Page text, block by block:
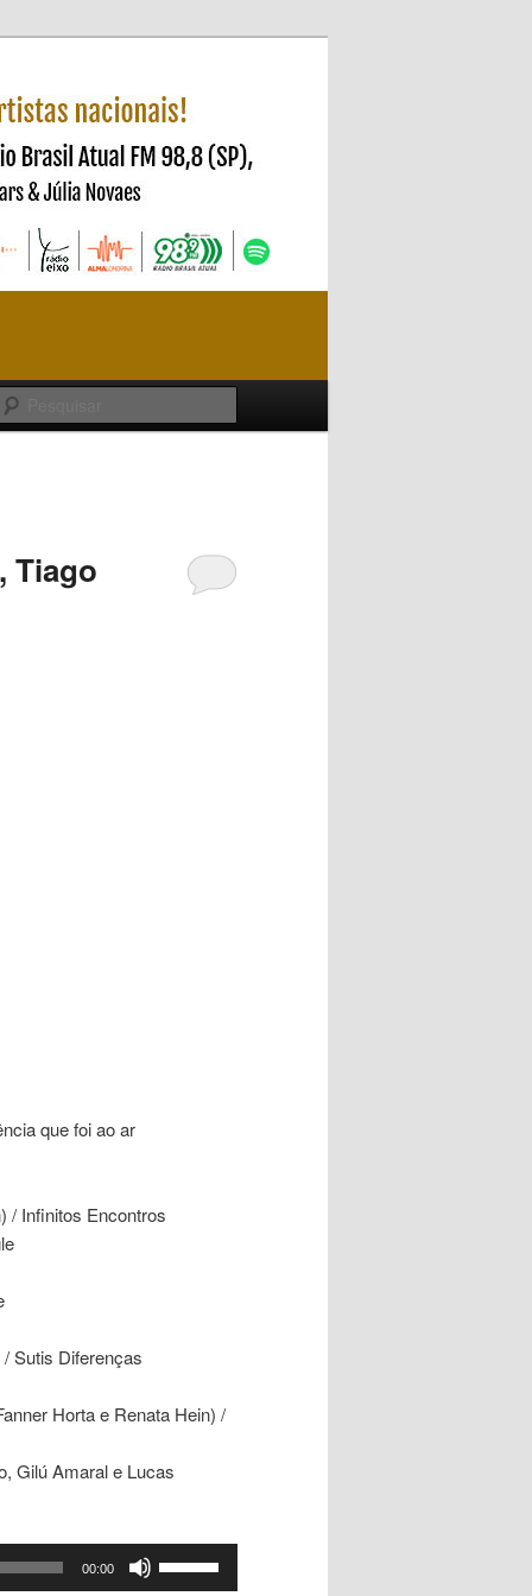
Tiago
que foi ao ar
/ Infinitos Encontros
Sutis Diferenças
Horta e Renata Hein) /
Gilú Amaral e Lucas
00:00